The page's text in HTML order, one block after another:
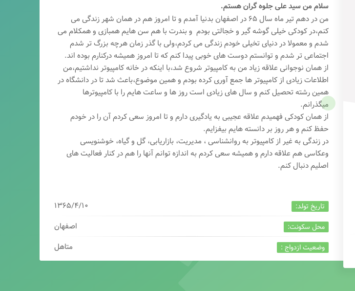
سلام من سید علی جلوه گران هستم.
من در دهم تیر ماه سال ۶۵ در اصفهان بدنیا آمدم و تا امروز هم در همان شهر زندگی می
کنم،در کودکی خیلی گوشه گیر و خجالتی بودم و بندرت با هم سن هایم همبازی و همکلام می
شدم و معمولا در دنیای تخیلی خودم زندگی می کردم،ولی با گذر زمان هرچه بزرگ تر شدم
اجتماعی تر شدم و توانستم دوست های خوبی پیدا کنم که تا امروز همیشه درکنارم بوده اند.
از همان نوجوانی علاقه زیاد من به کامپیوتر شروع شد،با اینکه در خانه کامپیوتر نداشتیم،من
اطلاعات زیادی از کامپیوتر ها جمع آوری کرده بودم و همین موضوع،باعث شد تا در دانشگاه در
همین رشته تحصیل کنم و سال های زیادی است روز ها و ساعت هایم را با کامپیوترها
میگذرانم.
از همان کودکی فهمیدم علاقه عجیبی به یادگیری دارم و تا امروز سعی کردم آن را در خودم
حفظ کنم و هر روز بر دانسته هایم بیفزایم.
در زندگی به غیر از کامپیوتر به روانشناسی ، مدیریت، بازاریابی، گل و گیاه، خوشنویسی
وعکاسی هم علاقه دارم و همیشه سعی کردم به اندازه توانم آنها را هم در کنار فعالیت های
اصلیم دنبال کنم.
تاریخ تولد: ۱۳۶۵/۴/۱۰
محل سکونت: اصفهان
وضعیت ازدواج : متاهل